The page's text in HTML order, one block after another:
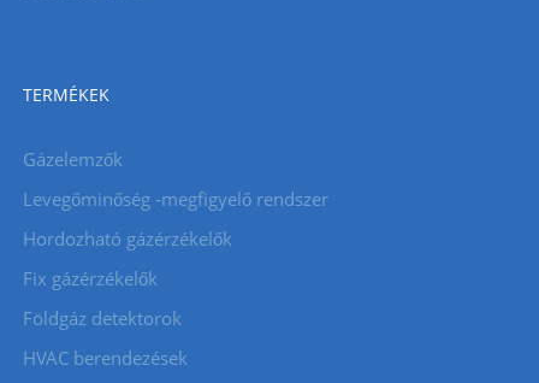
TERMÉKEK
Gázelemzők
Levegőminőség -megfigyelő rendszer
Hordozható gázérzékelők
Fix gázérzékelők
Földgáz detektorok
HVAC berendezések